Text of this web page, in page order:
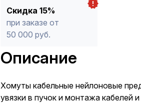
Скидка 15%
при заказе от
50 000 руб.
Описание
Хомуты кабельные нейлоновые
увязки в пучок и монтажа кабелей и